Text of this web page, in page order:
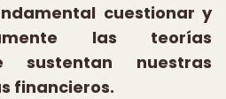
cuestionar y
las teorías
sustentan nuestras
financieros.